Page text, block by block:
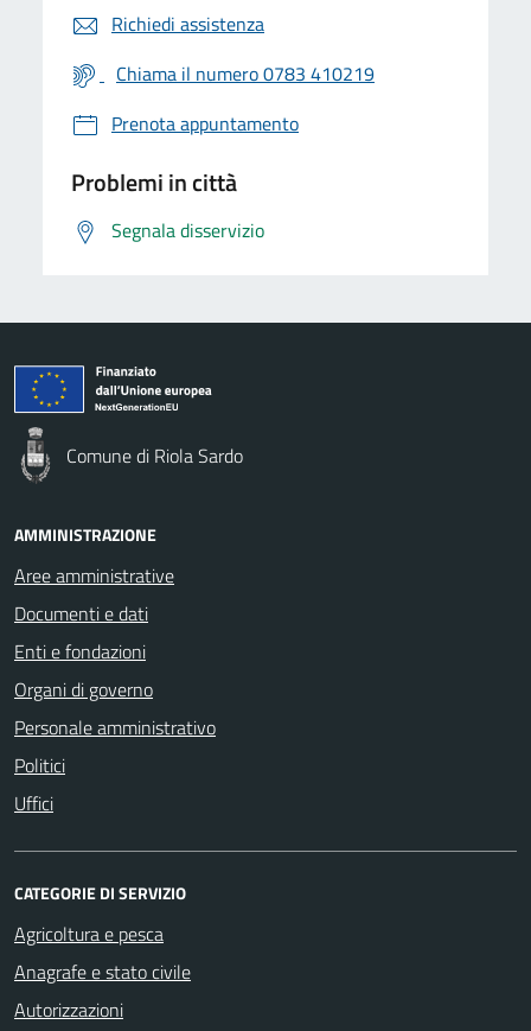
Richiedi assistenza
Chiama il numero 0783 410219
Prenota appuntamento
Problemi in città
Segnala disservizio
Comune di Riola Sardo
AMMINISTRAZIONE
Aree amministrative
Documenti e dati
Enti e fondazioni
Organi di governo
Personale amministrativo
Politici
Uffici
CATEGORIE DI SERVIZIO
Agricoltura e pesca
Anagrafe e stato civile
Autorizzazioni